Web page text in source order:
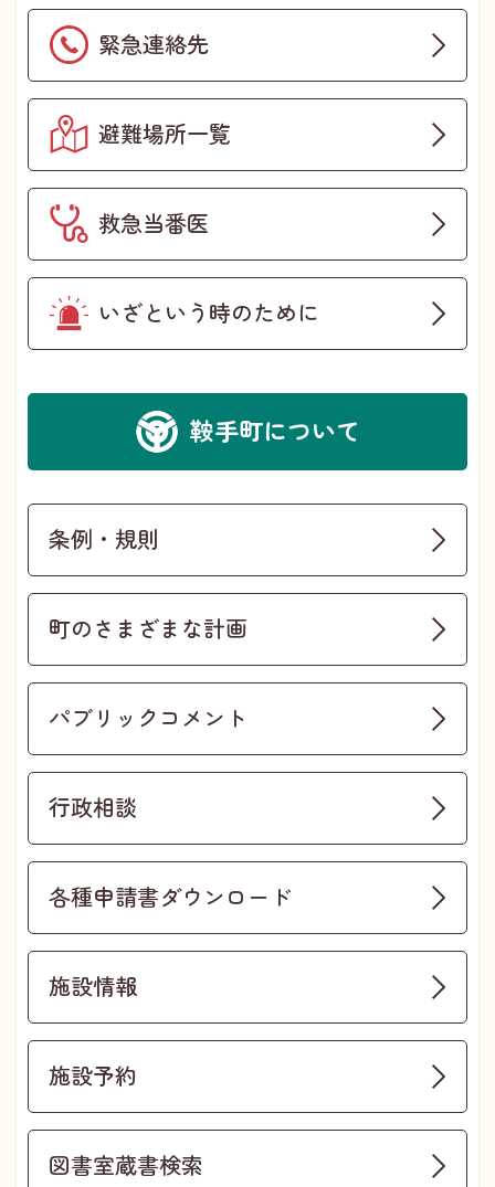
緊急連絡先
避難場所一覧
救急当番医
いざという時のために
鞍手町について
条例・規則
町のさまざまな計画
パブリックコメント
行政相談
各種申請書ダウンロード
施設情報
施設予約
図書室蔵書検索